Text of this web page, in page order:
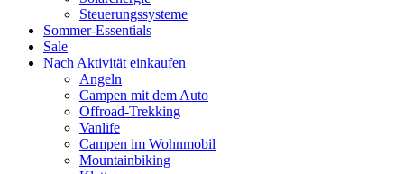
Steuerungssysteme
Sommer-Essentials
Sale
Nach Aktivität einkaufen
Angeln
Campen mit dem Auto
Offroad-Trekking
Vanlife
Campen im Wohnmobil
Mountainbiking